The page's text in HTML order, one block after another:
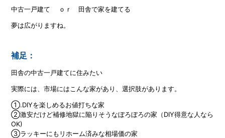
中古一戸建て ｏｒ 田舎で家を建てる
夢は広がりますね。
補足：
田舎の中古一戸建てに住みたい
実際には、市場にはこんな家があり、選択肢があります。
①.DIYを楽しめるお値打ちな家
②激安だけど補修地獄に陥りそうなぼろぼろの家（DIY得意な人なら
OK)
③ラッキーにもリホーム済みな相場価の家